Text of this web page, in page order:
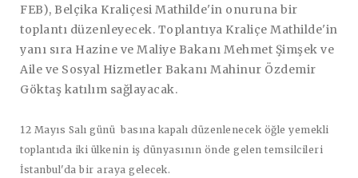
FEB), Belçika Kraliçesi Mathilde'in onuruna bir
toplantı düzenleyecek. Toplantıya Kraliçe Mathilde'in
yanı sıra Hazine ve Maliye Bakanı Mehmet Şimşek ve
Aile ve Sosyal Hizmetler Bakanı Mahinur Özdemir
Göktaş katılım sağlayacak.
12 Mayıs Salı günü basına kapalı düzenlenecek öğle yemekli
toplantıda iki ülkenin iş dünyasının önde gelen temsilcileri
İstanbul'da bir araya gelecek.